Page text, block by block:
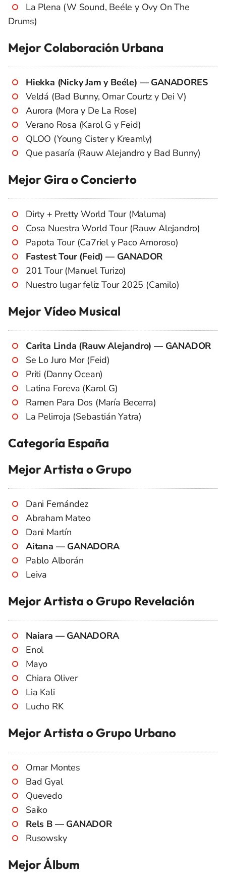
La Plena (W Sound, Beéle y Ovy On The
Drums)
Mejor Colaboración Urbana
Hiekka (Nicky Jam y Beéle) — GANADORES
Veldá (Bad Bunny, Omar Courtz y Dei V)
Aurora (Mora y De La Rose)
Verano Rosa (Karol G y Feid)
QLOO (Young Cister y Kreamly)
Que pasaría (Rauw Alejandro y Bad Bunny)
Mejor Gira o Concierto
Dirty + Pretty World Tour (Maluma)
Cosa Nuestra World Tour (Rauw Alejandro)
Papota Tour (Ca7riel y Paco Amoroso)
Fastest Tour (Feid) — GANADOR
201 Tour (Manuel Turizo)
Nuestro lugar feliz Tour 2025 (Camilo)
Mejor Vídeo Musical
Carita Linda (Rauw Alejandro) — GANADOR
Se Lo Juro Mor (Feid)
Priti (Danny Ocean)
Latina Foreva (Karol G)
Ramen Para Dos (María Becerra)
La Pelirroja (Sebastián Yatra)
Categoría España
Mejor Artista o Grupo
Dani Fernández
Abraham Mateo
Dani Martín
Aitana — GANADORA
Pablo Alborán
Leiva
Mejor Artista o Grupo Revelación
Naiara — GANADORA
Enol
Mayo
Chiara Oliver
Lia Kali
Lucho RK
Mejor Artista o Grupo Urbano
Omar Montes
Bad Gyal
Quevedo
Saiko
Rels B — GANADOR
Rusowsky
Mejor Álbum